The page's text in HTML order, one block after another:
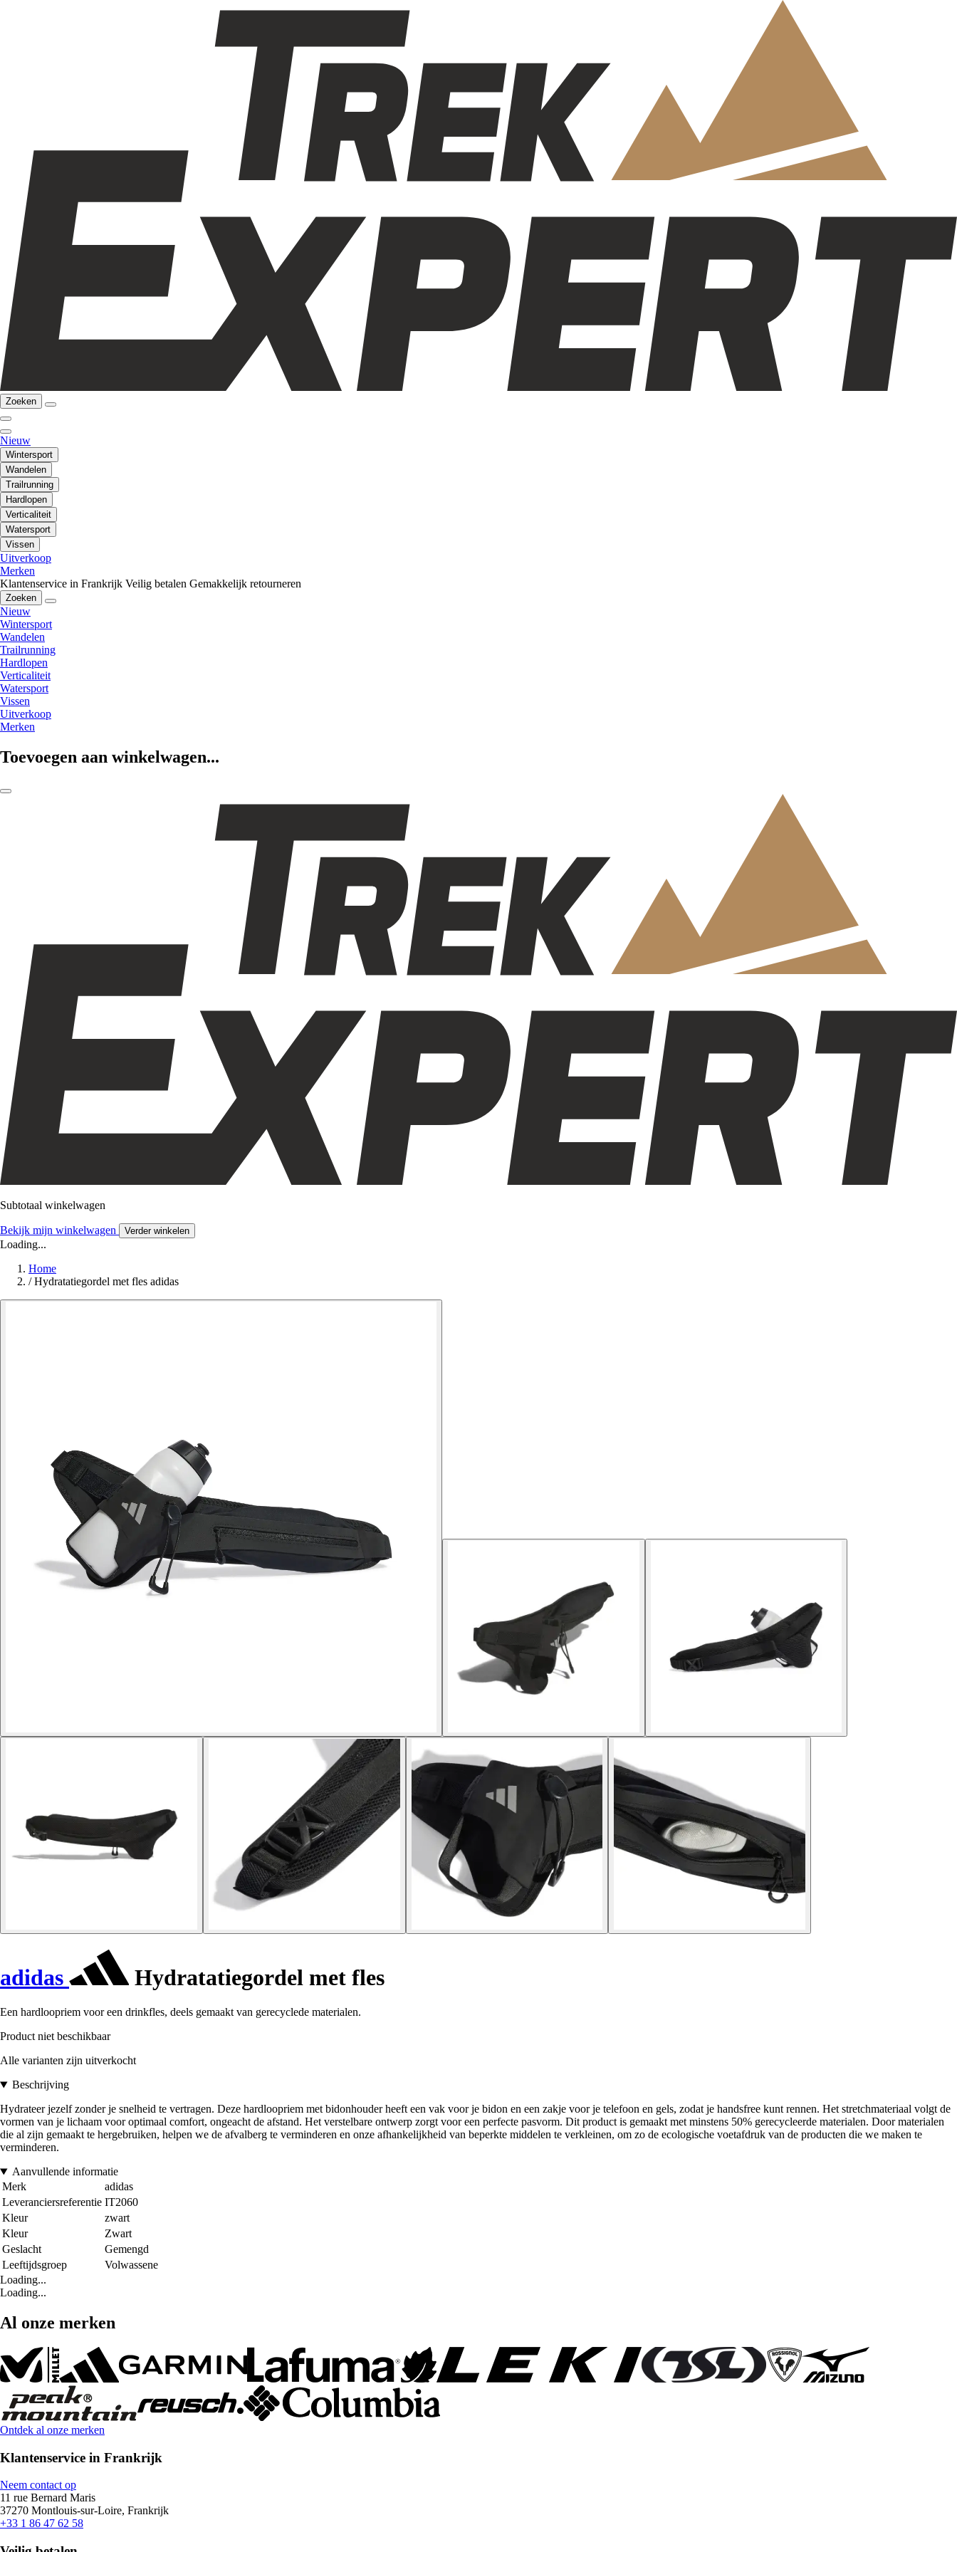
Zoeken
Nieuw
Wintersport
Wandelen
Trailrunning
Hardlopen
Verticaliteit
Watersport
Vissen
Uitverkoop
Merken
Klantenservice in Frankrijk Veilig betalen Gemakkelijk retourneren
Zoeken
Nieuw
Wintersport
Wandelen
Trailrunning
Hardlopen
Verticaliteit
Watersport
Vissen
Uitverkoop
Merken
Toevoegen aan winkelwagen...
Subtotaal winkelwagen
Bekijk mijn winkelwagen Verder winkelen
Loading...
Home
/ Hydratatiegordel met fles adidas
adidas Hydratatiegordel met fles
Een hardloopriem voor een drinkfles, deels gemaakt van gerecyclede materialen.
Product niet beschikbaar
Alle varianten zijn uitverkocht
Beschrijving
Hydrateer jezelf zonder je snelheid te vertragen. Deze hardloopriem met bidonhouder heeft een vak voor je bidon en een zakje voor je telefoon en gels, zodat je handsfree kunt rennen. Het stretchmateriaal volgt de
vormen van je lichaam voor optimaal comfort, ongeacht de afstand. Het verstelbare ontwerp zorgt voor een perfecte pasvorm. Dit product is gemaakt met minstens 50% gerecycleerde materialen. Door materialen
die al zijn gemaakt te hergebruiken, helpen we de afvalberg te verminderen en onze afhankelijkheid van beperkte middelen te verkleinen, om zo de ecologische voetafdruk van de producten die we maken te
verminderen.
Aanvullende informatie
Merk
adidas
Leveranciersreferentie IT2060
Kleur
zwart
Kleur
Zwart
Geslacht
Gemengd
Leeftijdsgroep
Volwassene
Loading...
Loading...
Al onze merken
Ontdek al onze merken
Klantenservice in Frankrijk
Neem contact op
11 rue Bernard Maris
37270 Montlouis-sur-Loire, Frankrijk
+33 1 86 47 62 58